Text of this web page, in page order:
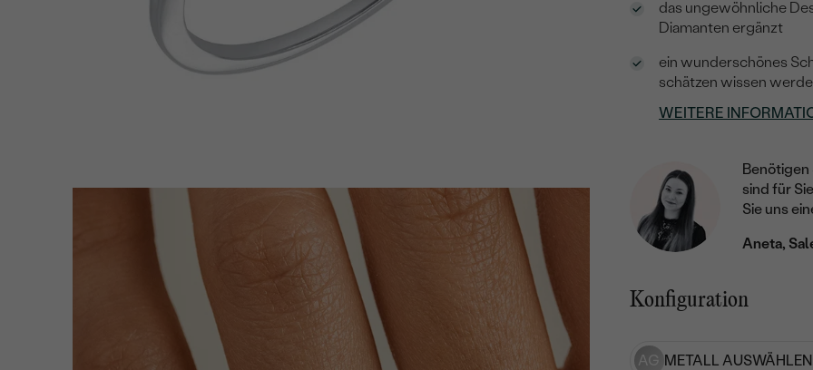
das ungewöhnliche
Diamanten ergänzt
ein wunderschönes
schätzen wissen
WEITERE
Benötigen
sind für
Sie uns
Aneta,
Konfiguration
AG METALL